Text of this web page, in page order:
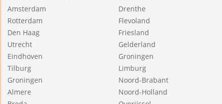
Amsterdam
Rotterdam
Den Haag
Utrecht
Eindhoven
Tilburg
Groningen
Almere
Drenthe
Flevoland
Friesland
Gelderland
Groningen
Limburg
Noord-Brabant
Noord-Holland